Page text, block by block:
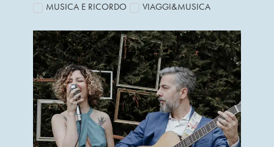
MUSICA E RICORDO
VIAGGI&MUSICA